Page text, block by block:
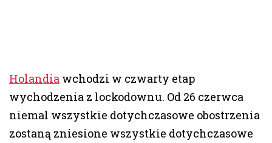
Holandia wchodzi w czwarty etap
wychodzenia z lockodownu. Od 26 czerwca
niemal wszystkie dotychczasowe obostrzenia
zostaną zniesione wszystkie dotychczasowe